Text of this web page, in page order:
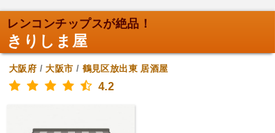
レンコンチップスが絶品！
きりしま屋
大阪府 /大阪市 / 鶴見区放出東 居酒屋
4.2